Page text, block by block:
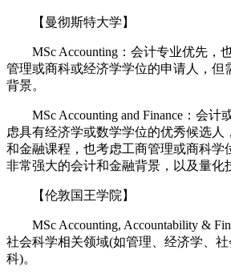
【曼彻斯特大学】
MSc Accounting：会计专业优先，
管理或商科或经济学学位的申请人，但
背景。
MSc Accounting and Finance：会计
虑具有经济学或数学学位的优秀候选人
和金融课程，也考虑工商管理或商科学
非常强大的会计和金融背景，以及量化
【伦敦国王学院】
MSc Accounting, Accountability &
社会科学相关领域(如管理、经济学、
科)。